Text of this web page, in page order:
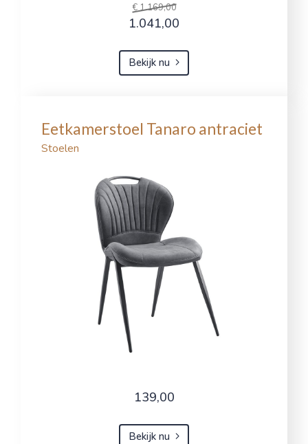
€ 1.169,00
1.041,00
Bekijk nu
Eetkamerstoel Tanaro antraciet
Stoelen
139,00
Bekijk nu